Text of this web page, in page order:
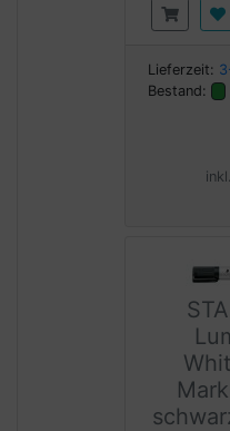
Lieferzeit:
Bestand: